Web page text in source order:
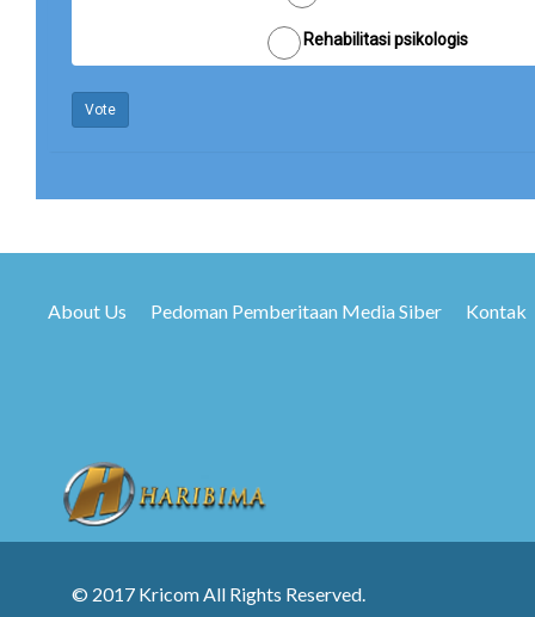
Rehabilitasi psikologis
Vote
About Us Pedoman Pemberitaan Media Siber Kontak
© 2017 Kricom All Rights Reserved.